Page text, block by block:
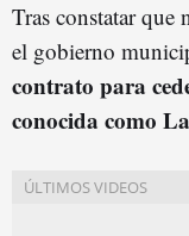
Tras constatar que
el gobierno
contrato para
conocida como